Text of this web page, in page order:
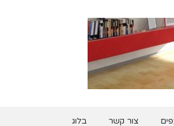
צור קשר בלוג